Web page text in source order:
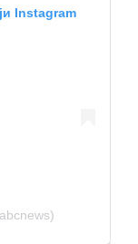
Instagram